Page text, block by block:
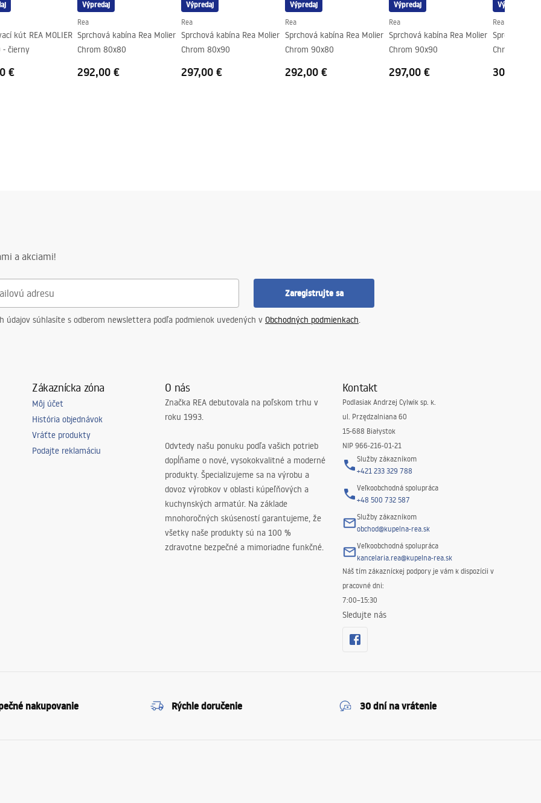
kút REA MOLIER
- čierny
€
Výpredaj
Rea
Sprchová kabína Rea Molier
Chrom 80x80
292,00 €
Výpredaj
Rea
Sprchová kabína Rea Molier
Chrom 80x90
297,00 €
Výpredaj
Rea
Sprchová kabína Rea Molier
Chrom 90x80
292,00 €
Výpredaj
Rea
Sprchová kabína Rea Molier
Chrom 90x90
297,00 €
Výpredaj
Rea
Sprchová
Chrom
302,00 €
a akciami!
Zaregistrujte sa
údajov súhlasíte s odberom newslettera podľa podmienok uvedených v Obchodných podmienkach.
Zákaznícka zóna
Môj účet
História objednávok
Vráťte produkty
Podajte reklamáciu
O nás
Značka REA debutovala na poľskom trhu v
roku 1993.
Odvtedy našu ponuku podľa vašich potrieb
dopĺňame o nové, vysokokvalitné a moderné
produkty. Špecializujeme sa na výrobu a
dovoz výrobkov v oblasti kúpeľňových a
kuchynských armatúr. Na základe
mnohoročných skúseností garantujeme, že
všetky naše produkty sú na 100 %
zdravotne bezpečné a mimoriadne funkčné.
Kontakt
Podlasiak Andrzej Cylwik sp. k.
ul. Przędzalniana 60
15-688 Białystok
NIP 966-216-01-21
Služby zákazníkom
+421 233 329 788
Veľkoobchodná spolupráca
+48 500 732 587
Služby zákazníkom
obchod@kupelna-rea.sk
Veľkoobchodná spolupráca
kancelaria.rea@kupelna-rea.sk
Náš tím zákazníckej podpory je vám k dispozícii v
pracovné dni:
7:00–15:30
Sledujte nás
nakupovanie Rýchle doručenie 30 dní na vrátenie